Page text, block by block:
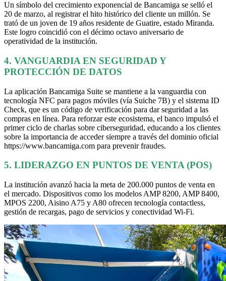
Un símbolo del crecimiento exponencial de Bancamiga se selló el
20 de marzo, al registrar el hito histórico del cliente un millón. Se
trató de un joven de 19 años residente de Guatire, estado Miranda.
Este logro coincidió con el décimo octavo aniversario de
operatividad de la institución.
4. VANGUARDIA EN SEGURIDAD Y
PROTECCIÓN DE DATOS
La aplicación Bancamiga Suite se mantiene a la vanguardia con
tecnología NFC para pagos móviles (vía Suiche 7B) y el sistema ID
Check, que es un código de verificación para dar seguridad a las
compras en línea. Para reforzar este ecosistema, el banco impulsó el
primer ciclo de charlas sobre ciberseguridad, educando a los clientes
sobre la importancia de acceder siempre a través del dominio oficial
https://www.bancamiga.com para prevenir fraudes.
5. LIDERAZGO EN PUNTOS DE VENTA (POS)
La institución avanzó hacia la meta de 200.000 puntos de venta en
el mercado. Dispositivos como los modelos AMP 8200, AMP 8400,
MPOS 2200, Aisino A75 y A80 ofrecen tecnología contactless,
gestión de recargas, pago de servicios y conectividad Wi-Fi.